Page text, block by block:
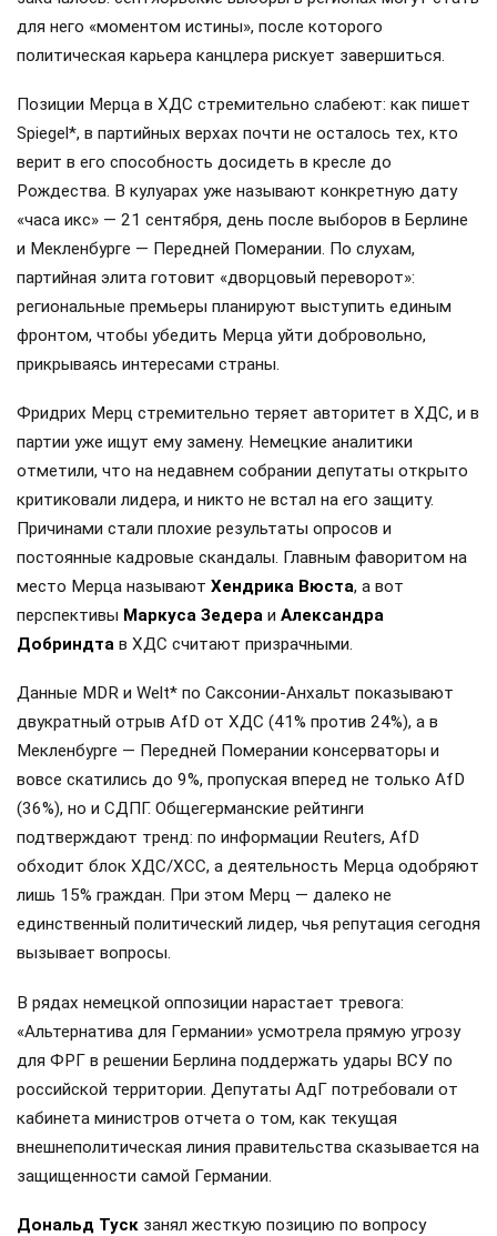
для него «моментом истины», после которого
политическая карьера канцлера рискует завершиться.
Позиции Мерца в ХДС стремительно слабеют: как пишет
Spiegel*, в партийных верхах почти не осталось тех, кто
верит в его способность досидеть в кресле до
Рождества. В кулуарах уже называют конкретную дату
«часа икс» — 21 сентября, день после выборов в Берлине
и Мекленбурге — Передней Померании. По слухам,
партийная элита готовит «дворцовый переворот»:
региональные премьеры планируют выступить единым
фронтом, чтобы убедить Мерца уйти добровольно,
прикрываясь интересами страны.
Фридрих Мерц стремительно теряет авторитет в ХДС, и в
партии уже ищут ему замену. Немецкие аналитики
отметили, что на недавнем собрании депутаты открыто
критиковали лидера, и никто не встал на его защиту.
Причинами стали плохие результаты опросов и
постоянные кадровые скандалы. Главным фаворитом на
место Мерца называют Хендрика Вюста, а вот
перспективы Маркуса Зедера и Александра
Добриндта в ХДС считают призрачными.
Данные MDR и Welt* по Саксонии-Анхальт показывают
двукратный отрыв AfD от ХДС (41% против 24%), а в
Мекленбурге — Передней Померании консерваторы и
вовсе скатились до 9%, пропуская вперед не только AfD
(36%), но и СДПГ. Общегерманские рейтинги
подтверждают тренд: по информации Reuters, AfD
обходит блок ХДС/ХСС, а деятельность Мерца одобряют
лишь 15% граждан. При этом Мерц — далеко не
единственный политический лидер, чья репутация сегодня
вызывает вопросы.
В рядах немецкой оппозиции нарастает тревога:
«Альтернатива для Германии» усмотрела прямую угрозу
для ФРГ в решении Берлина поддержать удары ВСУ по
российской территории. Депутаты АдГ потребовали от
кабинета министров отчета о том, как текущая
внешнеполитическая линия правительства сказывается на
защищенности самой Германии.
Дональд Туск занял жесткую позицию по вопросу